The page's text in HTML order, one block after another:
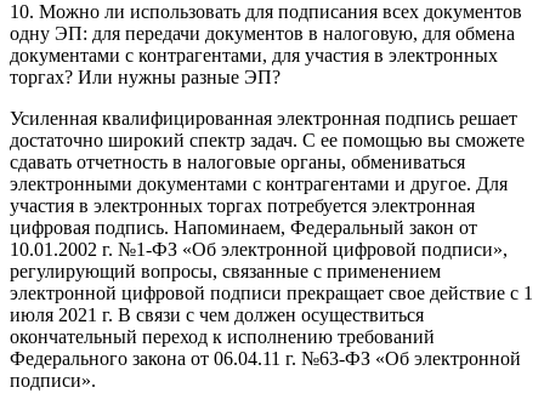
10. Можно ли использовать для подписания всех документов
одну ЭП: для передачи документов в налоговую, для обмена
документами с контрагентами, для участия в электронных
торгах? Или нужны разные ЭП?
Усиленная квалифицированная электронная подпись решает
достаточно широкий спектр задач. С ее помощью вы сможете
сдавать отчетность в налоговые органы, обмениваться
электронными документами с контрагентами и другое. Для
участия в электронных торгах потребуется электронная
цифровая подпись. Напоминаем, Федеральный закон от
10.01.2002 г. №1-ФЗ «Об электронной цифровой подписи»,
регулирующий вопросы, связанные с применением
электронной цифровой подписи прекращает свое действие с 1
июля 2021 г. В связи с чем должен осуществиться
окончательный переход к исполнению требований
Федерального закона от 06.04.11 г. №63-ФЗ «Об электронной
подписи».